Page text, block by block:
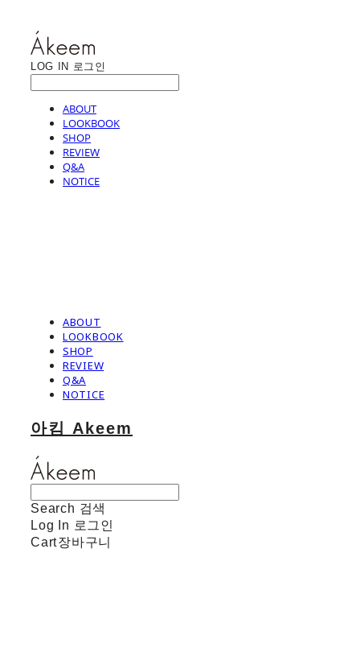
LOG IN 로그인
ABOUT
LOOKBOOK
SHOP
REVIEW
Q&A
NOTICE
ABOUT
LOOKBOOK
SHOP
REVIEW
Q&A
NOTICE
아킴 Akeem
Search 검색
Log In 로그인
Cart장바구니